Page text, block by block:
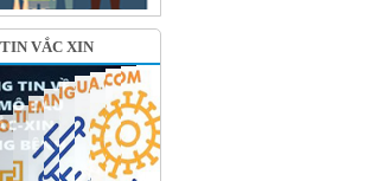
VẮC XIN